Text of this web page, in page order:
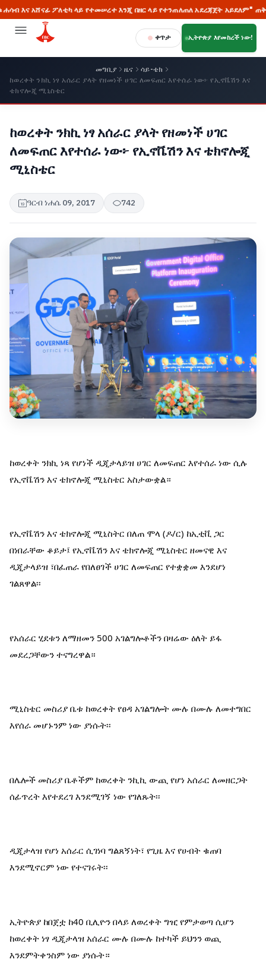
ፖለቲካ ላይ የተመሠረተ እንጂ በዘር ላይ የተንጠለጠለ አደረጃጀት አይደለም" ጠቅላይ
ቀጥታ ኢትዮጵያ እየመከረች ነው!
መግቢያ ዜና
ሳይ-ቴክ
ከወረቀት ንክኪ ነፃ አሰራር ያላት የዘመነች ሀገር ለመፍጠር እየተሰራ ነው፦ የኢኖቬሽን እና
ቴክኖሎጂ ሚኒስቴር
ከወረቀት ንክኪ ነፃ አሰራር ያላት የዘመነች ሀገር
ለመፍጠር እየተሰራ ነው፦ የኢኖቬሽን እና ቴክኖሎጂ
ሚኒስቴር
ዓርብ ነሐሴ 09, 2017 742
ከወረቀት ንክኪ ነጻ የሆነች ዲጂታላይዝ ሀገር ለመፍጠር እየተሰራ ነው ሲሉ
የኢኖቬሽን እና ቴክኖሎጂ ሚኒስቴር አስታውቋል።
የኢኖቬሽን እና ቴክኖሎጂ ሚኒስትር በለጠ ሞላ (ዶ/ር) ከኢቲቪ ጋር
በነበራቸው ቆይታ፤ የኢኖቬሽን እና ቴክኖሎጂ ሚኒስቴር ዘመናዊ እና
ዲጂታላይዝ ፣በፈጠራ የበለፀገች ሀገር ለመፍጠር የተቋቋመ እንደሆነ
ገልጸዋል፡፡
የአሰራር ሂደቱን ለማዘመን 500 አገልግሎቶችን በዛሬው ዕለት ይፋ
መደረጋቸውን ተናግረዋል።
ሚኒስቴር መስሪያ ቤቱ ከወረቀት የፀዳ አገልግሎት ሙሉ በሙሉ ለመተግበር
እየሰራ መሆኑንም ነው ያነሱት፡፡
በሌሎች መስሪያ ቤቶችም ከወረቀት ንኪኪ ውጪ የሆነ አሰራር ለመዘርጋት
ሰፊጥረት እየተደረገ እንደሚገኝ ነው የገለጹት፡፡
ዲጂታላዝ የሆነ አሰራር ሲገነባ ግልጸኝነት፣ የጊዜ እና የሀብት ቁጠባ
እንደሚኖርም ነው የተናገሩት፡፡
ኢትዮጵያ ከበጀቷ ከ40 ቢሊዮን በላይ ለወረቀት ግዢ የምታወጣ ሲሆን
ከወረቀት ነፃ ዲጂታላዝ አሰራር ሙሉ በሙሉ ከተካች ይህንን ወጪ
እንደምትቀንስም ነው ያነሱት።